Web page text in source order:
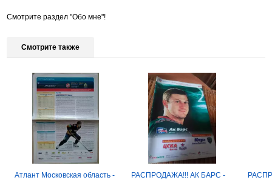
Смотрите раздел "Обо мне"!
Смотрите также
Атлант Московская область - РАСПРОДАЖА!!! АК БАРС -